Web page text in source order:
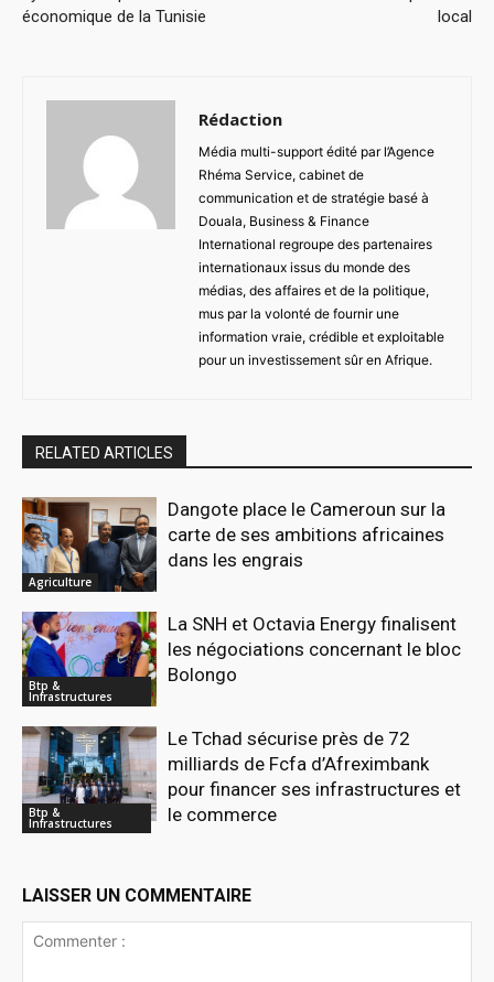
économique de la Tunisie
local
Rédaction
Média multi-support édité par l’Agence
Rhéma Service, cabinet de
communication et de stratégie basé à
Douala, Business & Finance
International regroupe des partenaires
internationaux issus du monde des
médias, des affaires et de la politique,
mus par la volonté de fournir une
information vraie, crédible et exploitable
pour un investissement sûr en Afrique.
RELATED ARTICLES
Agriculture
Dangote place le Cameroun sur la
carte de ses ambitions africaines
dans les engrais
Btp &
Infrastructures
La SNH et Octavia Energy finalisent
les négociations concernant le bloc
Bolongo
Btp &
Infrastructures
Le Tchad sécurise près de 72
milliards de Fcfa d’Afreximbank
pour financer ses infrastructures et
le commerce
LAISSER UN COMMENTAIRE